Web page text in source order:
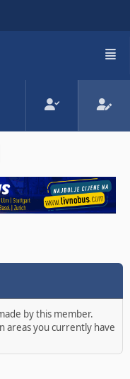
by this member.
areas you currently have